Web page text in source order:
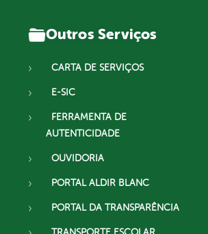
Outros Serviços
CARTA DE SERVIÇOS
E-SIC
FERRAMENTA DE
AUTENTICIDADE
OUVIDORIA
PORTAL ALDIR BLANC
PORTAL DA TRANSPARÊNCIA